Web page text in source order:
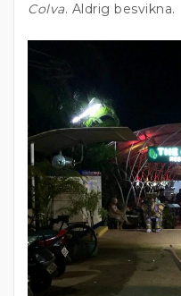
Colva. Aldrig besvikna.